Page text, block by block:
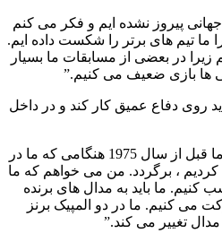
در جام جهانی پیروز نشده ایم و فکر می کنم
ما تیم های برتر را شکست داده ایم.
زیرا در بعضی از مسابقات ما بسیار
ها بازی ضعیف می کنیم.”
روی دفاع عمیق کار کند و در داخل
“من می خواهم دوران طلایی ما قبل از سال 1975 هنگامی که ما در
، برگردد. من می خواهم که ما
ما باید به مدال های برنده
می کنیم. ما در دو المپیک برنز
تغییر می کند.”